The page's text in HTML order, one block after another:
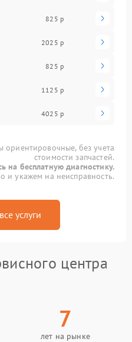
825 р
2025 р
825 р
1125 р
4025 р
ориентировочные, без учета
стоимости запчастей.
на бесплатную диагностику.
и укажем на неисправность.
услуги
центра
7
лет на рынке